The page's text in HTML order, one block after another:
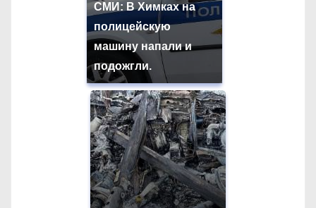
СМИ: В Химках на
полицейскую
машину напали и
подожгли.